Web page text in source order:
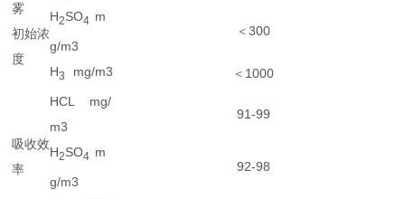
雾
初始浓
度
H2SO4 m
g/m3
＜300
H3 mg/m3 ＜1000
吸收效
率
HCL mg/
m3
91-99
H2SO4 m
g/m3
92-98